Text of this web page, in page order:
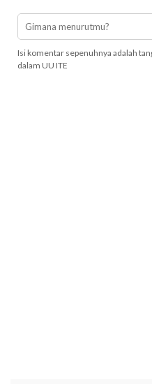
Isi komentar sepenuhnya adalah
dalam UU ITE